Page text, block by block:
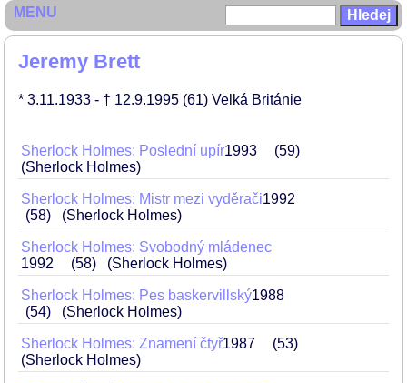
Jeremy Brett
* 3.11.1933 - † 12.9.1995 (61) Velká Británie
Sherlock Holmes: Poslední upír1993
59
(Sherlock Holmes)
Sherlock Holmes: Mistr mezi vyděrači1992
58
(Sherlock Holmes)
Sherlock Holmes: Svobodný mládenec
1992
58 (Sherlock Holmes)
Sherlock Holmes: Pes baskervillský1988
54
(Sherlock Holmes)
Sherlock Holmes: Znamení čtyř1987
53
(Sherlock Holmes)
MENU